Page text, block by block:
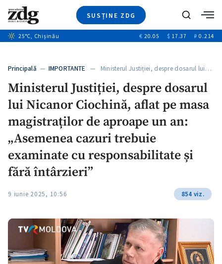
SUSȚINE ZDG
Ştiri
+7
Video
Special
Blog
+2
Caută
25°C, Chișinău € 20.05 $ 17.37 ₽ 0.214
Principală — IMPORTANTE — Ministerul Justiției, despre dosarul lui…
Ministerul Justiției, despre dosarul
lui Nicanor Ciochină, aflat pe masa
magistraților de aproape un an:
„Asemenea cazuri trebuie
examinate cu responsabilitate și
fără întârzieri”
9 iunie 2025, 10:56 854 viz.